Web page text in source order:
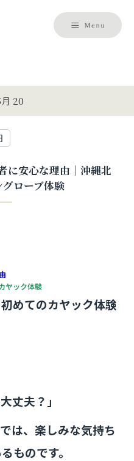
20
に安心な理由｜沖縄北
ローブ体験
ヤック体験
めてのカヤック体験
丈夫？」
は、楽しみな気持ち
ものです。